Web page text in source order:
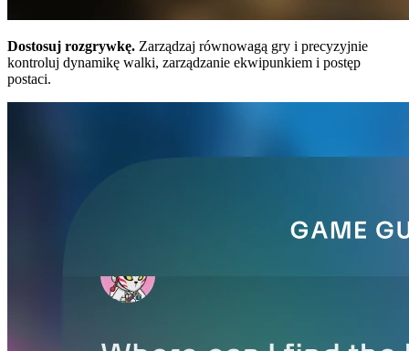
Dostosuj rozgrywkę. Zarządzaj równowagą gry i precyzyjnie
kontroluj dynamikę walki, zarządzanie ekwipunkiem i postęp
postaci.